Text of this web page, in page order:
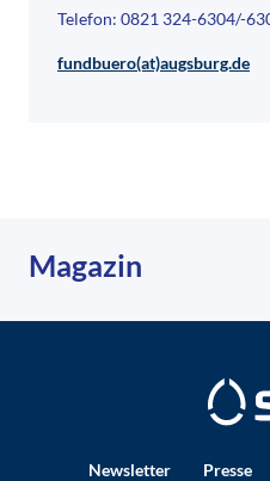
Telefon: 0821 324-6304/-
fundbuero(at)augsburg.de
Magazin
Newsletter Presse